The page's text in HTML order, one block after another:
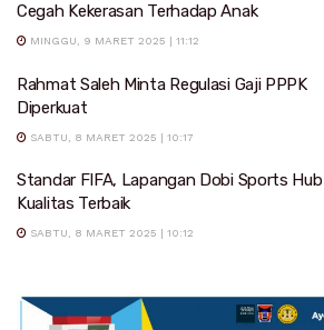
Cegah Kekerasan Terhadap Anak
MINGGU, 9 MARET 2025 | 11:12
Rahmat Saleh Minta Regulasi Gaji PPPK
Diperkuat
SABTU, 8 MARET 2025 | 10:17
Standar FIFA, Lapangan Dobi Sports Hub
Kualitas Terbaik
SABTU, 8 MARET 2025 | 10:12